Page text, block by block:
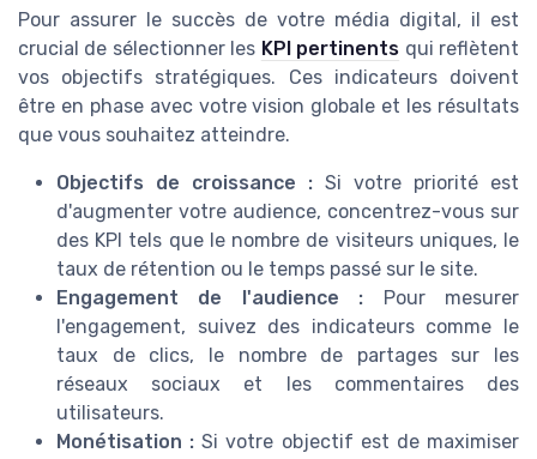
Pour assurer le succès de votre média digital, il est
crucial de sélectionner les KPI pertinents qui reflètent
vos objectifs stratégiques. Ces indicateurs doivent
être en phase avec votre vision globale et les résultats
que vous souhaitez atteindre.
Objectifs de croissance : Si votre priorité est
d'augmenter votre audience, concentrez-vous sur
des KPI tels que le nombre de visiteurs uniques, le
taux de rétention ou le temps passé sur le site.
Engagement de l'audience : Pour mesurer
l'engagement, suivez des indicateurs comme le
taux de clics, le nombre de partages sur les
réseaux sociaux et les commentaires des
utilisateurs.
Monétisation : Si votre objectif est de maximiser